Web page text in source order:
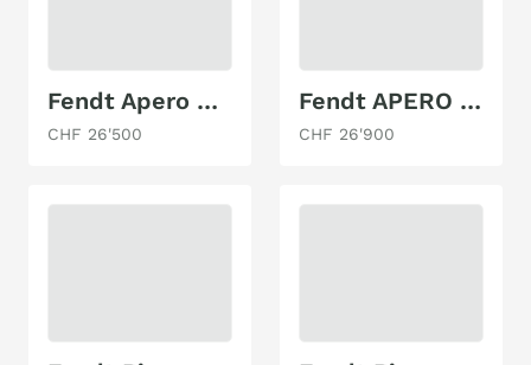
Fendt Apero 495 SKM
CHF 26'500
Fendt APERO 390 FH Activ
CHF 26'900